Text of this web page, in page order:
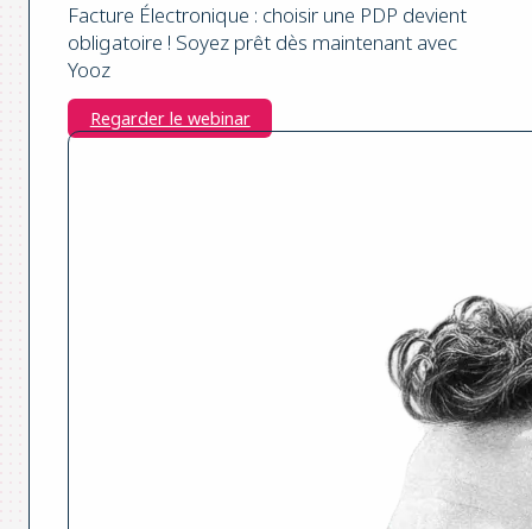
Facture Électronique : choisir une PDP devient
obligatoire ! Soyez prêt dès maintenant avec
Yooz
Regarder le webinar